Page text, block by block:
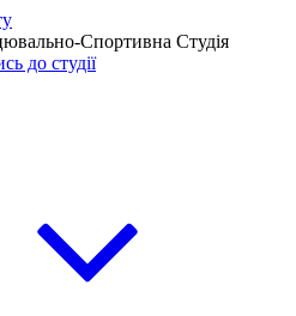
Спортивна Студія
до студії